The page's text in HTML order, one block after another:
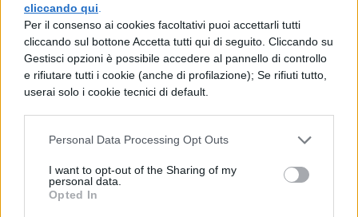
cliccando qui
Per il consenso ai cookies facoltativi puoi accettarli tutti
cliccando sul bottone Accetta tutti qui di seguito. Cliccando su
Gestisci opzioni è possibile accedere al pannello di controllo
e rifiutare tutti i cookie (anche di profilazione); Se rifiuti tutto,
userai solo i cookie tecnici di default.
Personal Data Processing Opt Outs
I want to opt-out of the Sharing of my
personal data.
Opted In
di Faccetta Nera, ma hanno completato il
loro gesto con il saluto romano. Anche
questo adottato dal regime fascista come
simbolo di lealtà e devozione verso il
regime stesso e considerato un atto di
riverenza e sottomissione al duce.
Nonostante l’iniziale scompiglio, la giornata
scolastica è poi proseguita con le